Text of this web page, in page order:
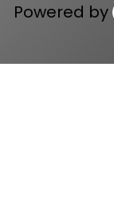
Powered by